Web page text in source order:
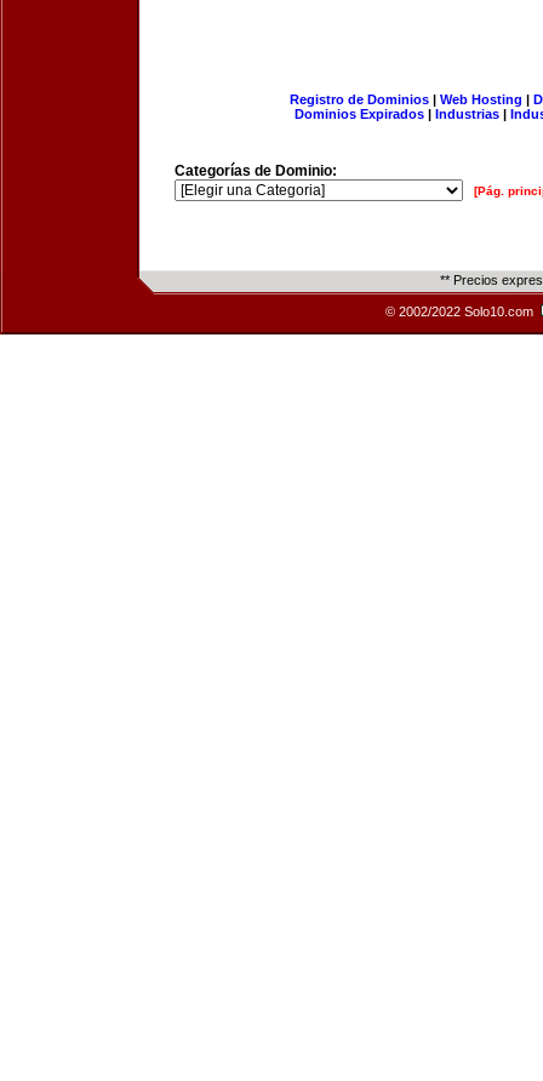
Registro de Dominios| Web Hosting |
Dominios Expirados | Industrias |
Categorías de Dominio:
[Pág.
** Precios
© 2002/2022 Solo10.com